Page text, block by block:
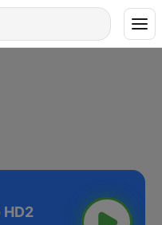
HD2